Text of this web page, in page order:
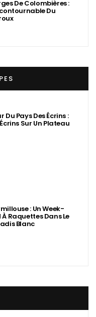
De Colombières :
Du
Du Pays Des Écrins :
Écrins Sur Un Plateau
: Un Week-
À Raquettes Dans Le
Blanc